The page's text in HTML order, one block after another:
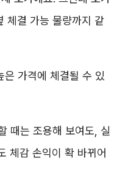
체결 가능 물량까지 같
은 가격에 체결될 수 있
때는 조용해 보여도, 실
체감 손익이 확 바뀌어